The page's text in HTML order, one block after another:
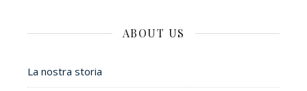
ABOUT US
La nostra storia